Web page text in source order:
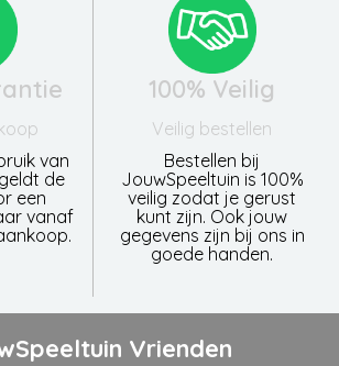
van
de
een
vanaf
100% Veilig
Veilig bestellen
Bestellen bij
JouwSpeeltuin is 100%
veilig zodat je gerust
kunt zijn. Ook jouw
gegevens zijn bij ons in
goede handen.
Vrienden